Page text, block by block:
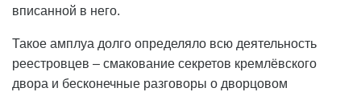
вписанной в него.
Такое амплуа долго определяло всю деятельность
реестровцев – смакование секретов кремлёвского
двора и бесконечные разговоры о дворцовом